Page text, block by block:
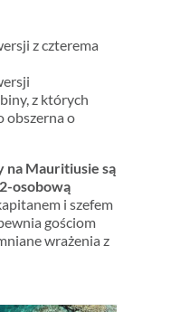
z czterema
z których
obszerna o
na Mauritiusie są
osobową
i szefem
gościom
wrażenia z